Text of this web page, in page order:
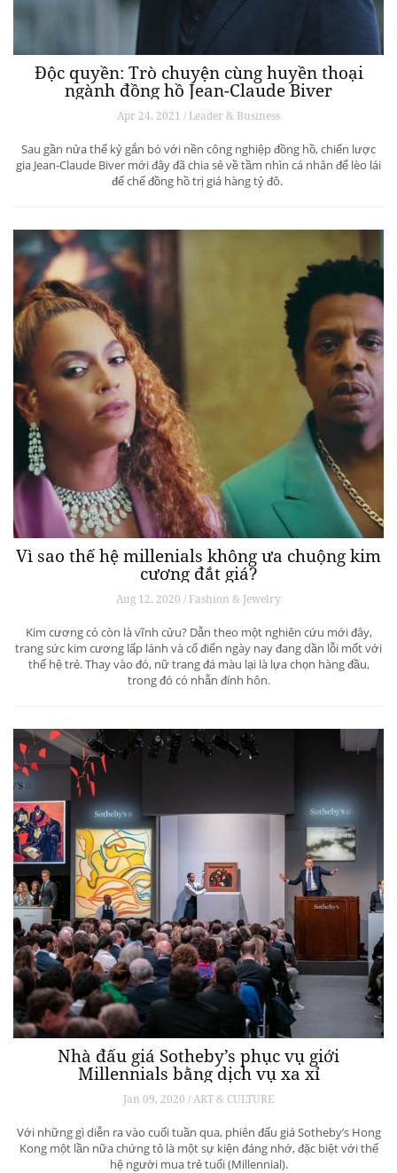
Độc quyền: Trò chuyện cùng huyền thoại
ngành đồng hồ Jean-Claude Biver
Apr 24, 2021 / Leader & Business
Sau gần nửa thế kỷ gắn bó với nền công nghiệp đồng hồ, chiến lược
gia Jean-Claude Biver mới đây đã chia sẻ về tầm nhìn cá nhân để lèo lái
đế chế đồng hồ trị giá hàng tỷ đô.
Vì sao thế hệ millenials không ưa chuộng kim
cương đắt giá?
Aug 12, 2020 / Fashion & Jewelry
Kim cương có còn là vĩnh cửu? Dẫn theo một nghiên cứu mới đây,
trang sức kim cương lấp lánh và cổ điển ngày nay đang dần lỗi mốt với
thế hệ trẻ. Thay vào đó, nữ trang đá màu lại là lựa chọn hàng đầu,
trong đó có nhẫn đính hôn.
Nhà đấu giá Sotheby’s phục vụ giới
Millennials bằng dịch vụ xa xỉ
Jan 09, 2020 / ART & CULTURE
Với những gì diễn ra vào cuối tuần qua, phiên đấu giá Sotheby’s Hong
Kong một lần nữa chứng tỏ là một sự kiện đáng nhớ, đặc biệt với thế
hệ người mua trẻ tuổi (Millennial).